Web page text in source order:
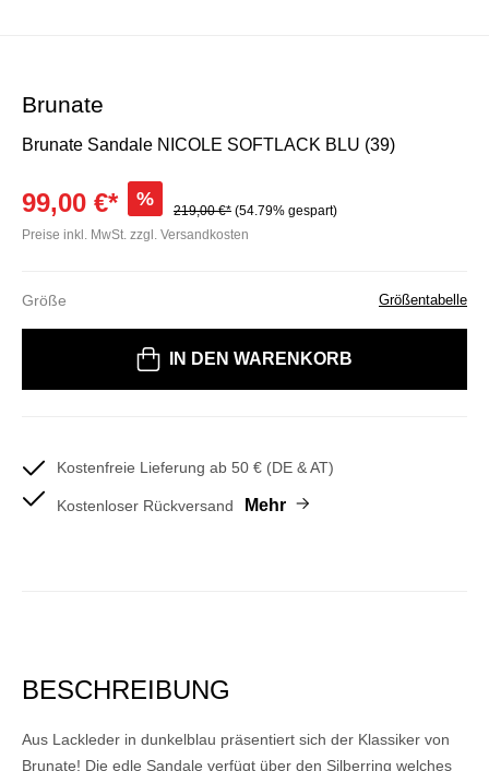
Brunate
Brunate Sandale NICOLE SOFTLACK BLU (39)
99,00 €* %
219,00 €* (54.79% gespart)
Preise inkl. MwSt. zzgl. Versandkosten
Größe Größentabelle
IN DEN WARENKORB
Kostenfreie Lieferung ab 50 € (DE & AT)
Kostenloser Rückversand Mehr
BESCHREIBUNG
Aus Lackleder in dunkelblau präsentiert sich der Klassiker von
Brunate! Die edle Sandale verfügt über den Silberring welches